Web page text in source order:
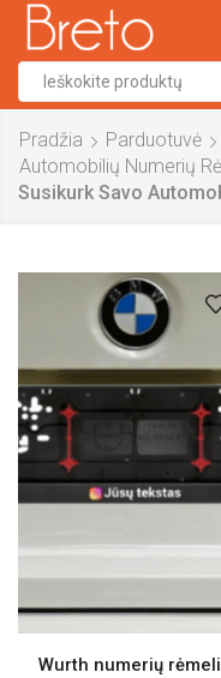
Pradžia Parduotuvė
Automobilių Numerių
Susikurk Savo
Wurth numerių